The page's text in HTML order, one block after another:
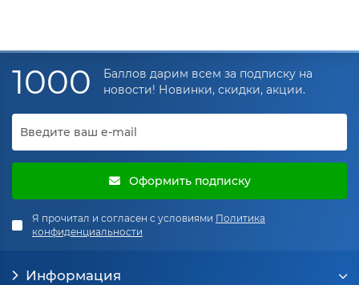
1000
Баллов дарим всем за подписку на
новости! Новинки, скидки, акции.
Оформить подписку
Я прочитал и согласен с условиями Политика
конфиденциальности
Информация